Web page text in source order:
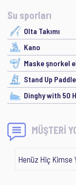
Su sporları
Olta Takımı
Kano
Maske şnorkel
Stand Up
Dinghy with 50
MÜŞTERİ
Henüz Hiç Kimse